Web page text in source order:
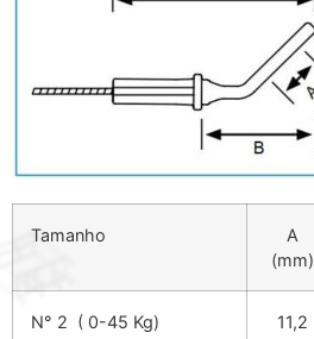
Tamanho
A
(mm)
N° 2 ( 0-45 Kg) 11,2